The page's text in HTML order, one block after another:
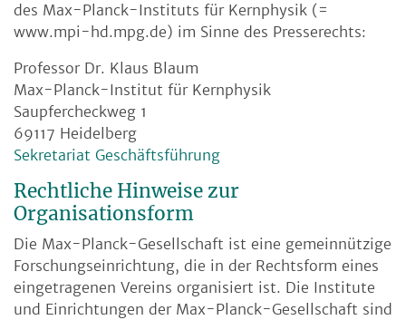
des Max-Planck-Instituts für Kernphysik (=
www.mpi-hd.mpg.de) im Sinne des Presserechts:
Professor Dr. Klaus Blaum
Max-Planck-Institut für Kernphysik
Saupfercheckweg 1
69117 Heidelberg
Sekretariat Geschäftsführung
Rechtliche Hinweise zur
Organisationsform
Die Max-Planck-Gesellschaft ist eine gemeinnützige
Forschungseinrichtung, die in der Rechtsform eines
eingetragenen Vereins organisiert ist. Die Institute
und Einrichtungen der Max-Planck-Gesellschaft sind